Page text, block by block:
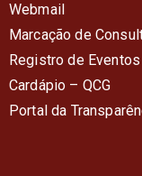
Webmail
Marcação de
Registro de
Cardápio – QCG
Portal da